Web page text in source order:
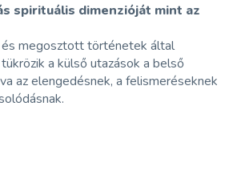
spirituális dimenzióját mint az
és megosztott történetek által
a külső utazások a belső
az elengedésnek, a felismeréseknek